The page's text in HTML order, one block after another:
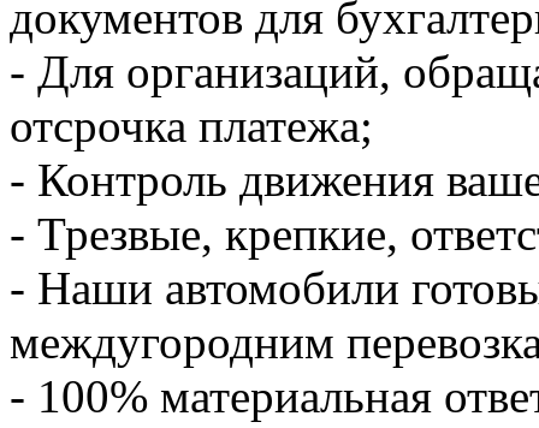
документов для
- Для организаций,
отсрочка платежа;
- Контроль движения
- Трезвые, крепкие,
- Наши автомобили
междугородним
- 100% материальная